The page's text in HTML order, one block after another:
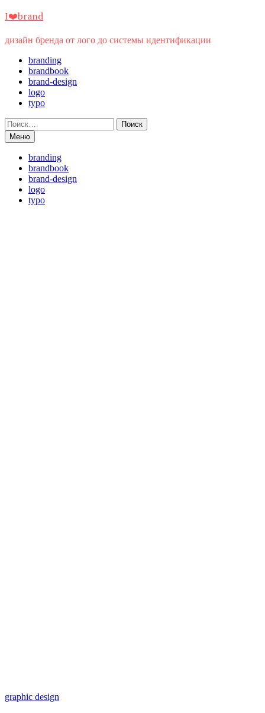
Перейти
содержимому
I❤️brand
дизайн бренда от лого до системы идентификации
branding
brandbook
brand-design
logo
typo
Найти:
Меню
branding
brandbook
brand-design
logo
typo
graphic design